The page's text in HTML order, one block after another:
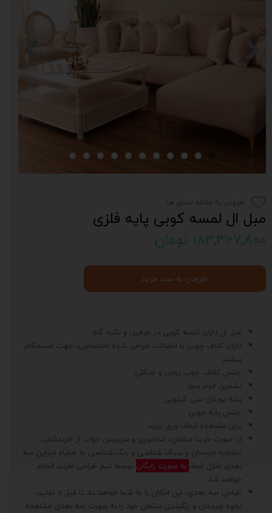
مبل ال لمسه کوبی پایه فلزی
۱۸۳,۳۶۷,۸۰۰ تومان
مبل ال دارای لمسه کوبی در طرفین و تکیه گاه
دارای کلاف چوبی با اتصالات طراحی شده اختصاصی، جهت استحکام
بیشتر
جنس کلاف: چوب روس و جنگلی
نشمین فوم سرد
بدنه یورتان سی کیلویی
جنس پایه چوبی
برای مشاهده ابعاد، ورق بزنید
در صورت خرید مبلمان، غذاخوری و سرویس خواب از افرندشاپ،
مشاوره چیدمان و سبک شناسی و رنگ شناسی به همراه دیزاین سه
بعدی منزل شما، به صورت رایگان توسط تیم طراحی افرند، انجام
خواهد شد.
طراحی سه بعدی، این امکان را به شما خواهد داد تا قبل از تولید،
نحوه چیدمان و رنگبندی مبلمان خود را به صورت سه بعدی مشاهده
افزودن به سبد خرید
افزودن به علاقه مندی ها